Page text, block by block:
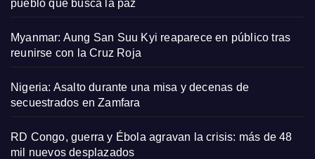
pueblo que busca la paz
Myanmar: Aung San Suu Kyi reaparece en público tras
reunirse con la Cruz Roja
Nigeria: Asalto durante una misa y decenas de
secuestrados en Zamfara
RD Congo, guerra y Ébola agravan la crisis: más de 48
mil nuevos desplazados